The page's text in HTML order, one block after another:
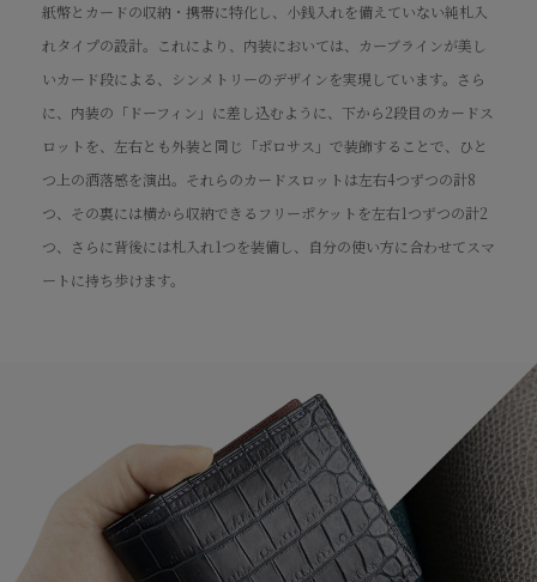
紙幣とカードの収納・携帯に特化し、小銭入れを備えていない純札入
れタイプの設計。これにより、内装においては、カーブラインが美し
いカード段による、シンメトリーのデザインを実現しています。さら
に、内装の「ドーフィン」に差し込むように、下から2段目のカードス
ロットを、左右とも外装と同じ「ポロサス」で装飾することで、ひと
つ上の洒落感を演出。それらのカードスロットは左右4つずつの計8
つ、その裏には横から収納できるフリーポケットを左右1つずつの計2
つ、さらに背後には札入れ1つを装備し、自分の使い方に合わせてスマ
ートに持ち歩けます。